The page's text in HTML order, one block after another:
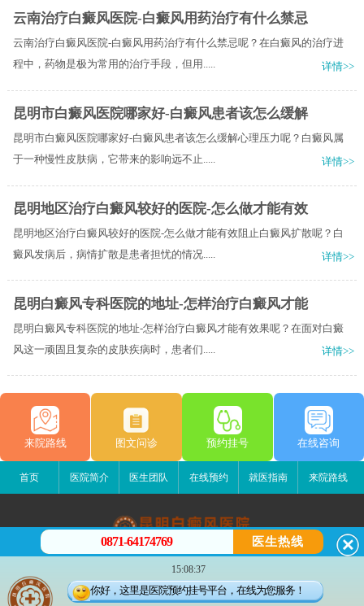
云南治疗白癜风医院-白癜风用药治疗有什么禁忌
云南治疗白癜风医院-白癜风用药治疗有什么禁忌呢？在白癜风的治疗进
程中，药物是极为常用的治疗手段，但用.....
详情>>
昆明市白癜风医院哪家好-白癜风患者该怎么缓解
昆明市白癜风医院哪家好-白癜风患者该怎么缓解心理压力呢？白癜风属
于一种慢性皮肤病，它带来的影响远不止.....
详情>>
昆明地区治疗白癜风较好的医院-怎么做才能有效
昆明地区治疗白癜风较好的医院-怎么做才能有效阻止白癜风扩散呢？白
癜风发病后，病情扩散是患者担忧的情况.....
详情>>
昆明白癜风专科医院的地址-怎样治疗白癜风才能
昆明白癜风专科医院的地址-怎样治疗白癜风才能有效果呢？在面对白癜
风这一顽固且复杂的皮肤疾病时，患者们.....
详情>>
来院路线 图文问诊 预约挂号 在线咨询
首页 医院简介 医生团队 在线预约 就医指南 来院路线
昆明白癜风医院
昆明市五华区护国路2号
版权所有：昆明白癜风医院
0871-64174769 医生热线
15:08:37
你好，这里是医院预约挂号平台，在线为您服务！